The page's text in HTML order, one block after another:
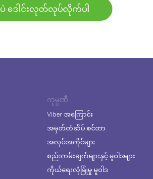
ဒေါင်းလုတ်လုပ်လိုက်ပါ
ကုမ္ပဏီ
Viber အကြောင်း
အမှတ်တံဆိပ် စင်တာ
အလုပ်အကိုင်များ
စည်းကမ်းချက်များနှင့် မူဝါဒများ
ကိုယ်ရေးလုံခြုံမှု မူဝါဒ